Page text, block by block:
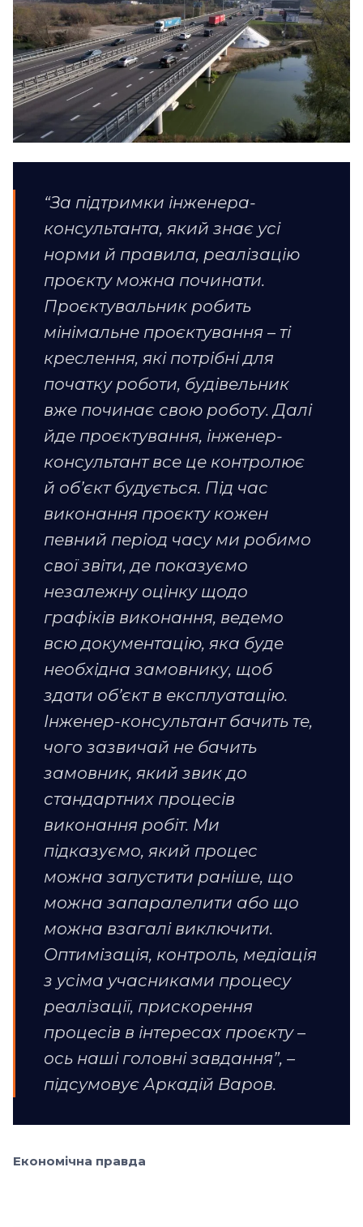
“За підтримки інженера-
консультанта, який знає усі
норми й правила, реалізацію
проєкту можна починати.
Проєктувальник робить
мінімальне проєктування – ті
креслення, які потрібні для
початку роботи, будівельник
вже починає свою роботу. Далі
йде проєктування, інженер-
консультант все це контролює
й об’єкт будується. Під час
виконання проєкту кожен
певний період часу ми робимо
свої звіти, де показуємо
незалежну оцінку щодо
графіків виконання, ведемо
всю документацію, яка буде
необхідна замовнику, щоб
здати об’єкт в експлуатацію.
Інженер-консультант бачить те,
чого зазвичай не бачить
замовник, який звик до
стандартних процесів
виконання робіт. Ми
підказуємо, який процес
можна запустити раніше, що
можна запаралелити або що
можна взагалі виключити.
Оптимізація, контроль, медіація
з усіма учасниками процесу
реалізації, прискорення
процесів в інтересах проєкту –
ось наші головні завдання”, –
підсумовує Аркадій Варов.
Економічна правда